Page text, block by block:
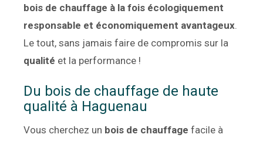
bois de chauffage à la fois écologiquement
responsable et économiquement avantageux.
Le tout, sans jamais faire de compromis sur la
qualité et la performance !
Du bois de chauffage de haute
qualité à Haguenau
Vous cherchez un bois de chauffage facile à